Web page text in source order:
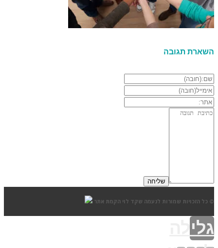
השארת תגובה
© כל הזכויות שמורות לנעמה שקד לוי הקמת אתר
גלילה